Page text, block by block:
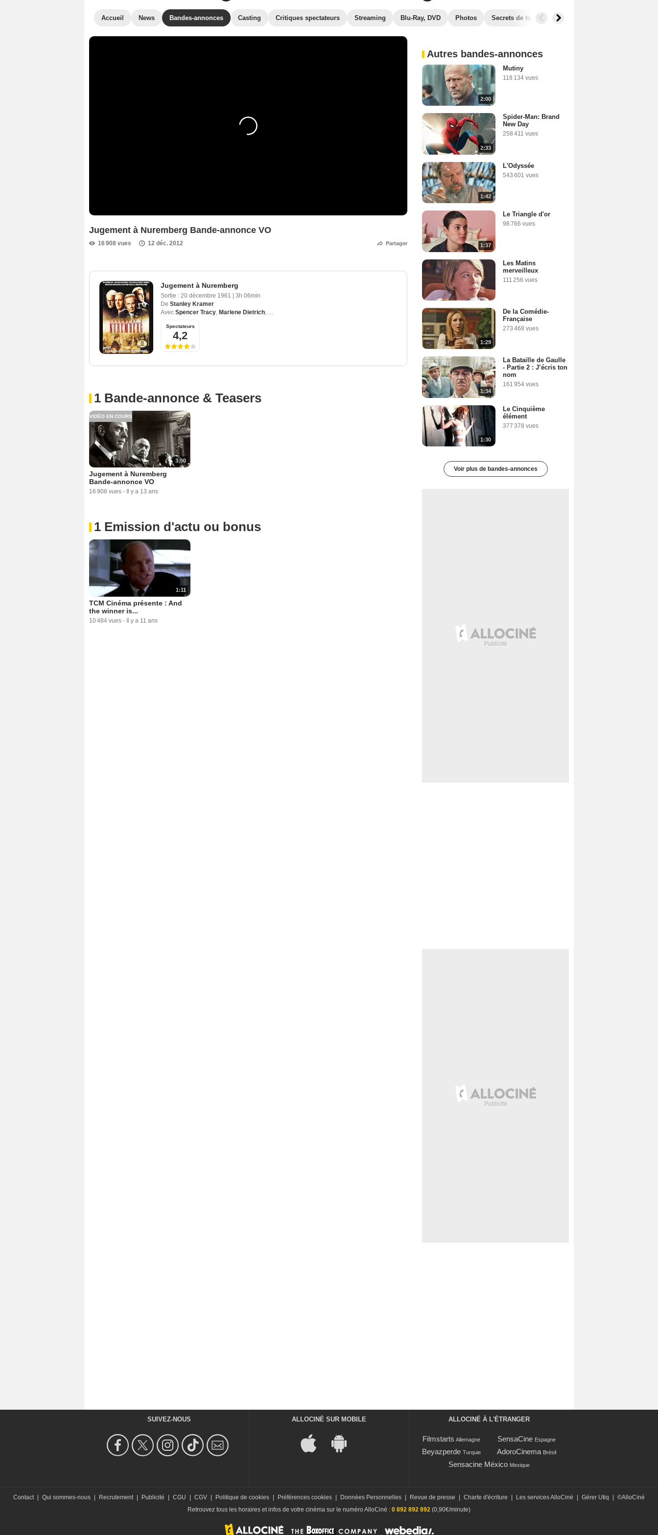
Accueil News Bandes-annonces Casting Critiques spectateurs Streaming Blu-Ray, DVD Photos Secrets de tournage
Jugement à Nuremberg Bande-annonce VO
16 908 vues 12 déc. 2012 Partager
Jugement à Nuremberg
Sortie : 20 décembre 1961
3h 06min
De Stanley Kramer
Avec Spencer Tracy, Marlene Dietrich, Richard Widmark
Spectateurs
4,2
1 Bande-annonce & Teasers
3:00
VIDÉO EN COURS
Jugement à Nuremberg
Bande-annonce VO
16 908 vues - Il y a 13 ans
1 Emission d'actu ou bonus
1:11
TCM Cinéma présente : And
the winner is...
10 484 vues - Il y a 11 ans
Autres bandes-annonces
2:00
Mutiny
118 134 vues
2:33
Spider-Man: Brand
New Day
258 411 vues
1:42
L'Odyssée
543 601 vues
1:37
Le Triangle d'or
98 766 vues
Les Matins
merveilleux
111 256 vues
1:29
De la Comédie-
Française
273 468 vues
1:34
La Bataille de Gaulle
- Partie 2 : J’écris ton
nom
161 954 vues
1:30
Le Cinquième
élément
377 378 vues
Voir plus de bandes-annonces
SUIVEZ-NOUS ALLOCINÉ SUR MOBILE ALLOCINÉ À L'ÉTRANGER
Filmstarts Allemagne SensaCine Espagne
Beyazperde Turquie AdoroCinema Brésil
Sensacine México Mexique
Contact Qui sommes-nous Recrutement Publicité CGU CGV Politique de cookies Préférences cookies Données Personnelles Revue de presse Charte d'écriture Les services AlloCiné Gérer Utiq
©AlloCiné
Retrouvez tous les horaires et infos de votre cinéma sur le numéro AlloCiné : 0 892 892 892 (0,90€/minute)